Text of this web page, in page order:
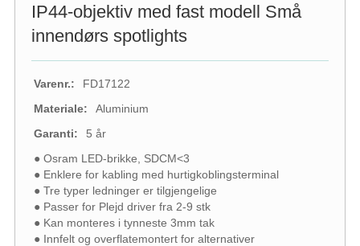
IP44-objektiv med fast modell Små
innendørs spotlights
Varenr.:
FD17122
Materiale:
Aluminium
Garanti:
5 år
● Osram LED-brikke, SDCM<3
● Enklere for kabling med hurtigkoblingsterminal
● Tre typer ledninger er tilgjengelige
● Passer for Plejd driver fra 2-9 stk
● Kan monteres i tynneste 3mm tak
● Innfelt og overflatemontert for alternativer